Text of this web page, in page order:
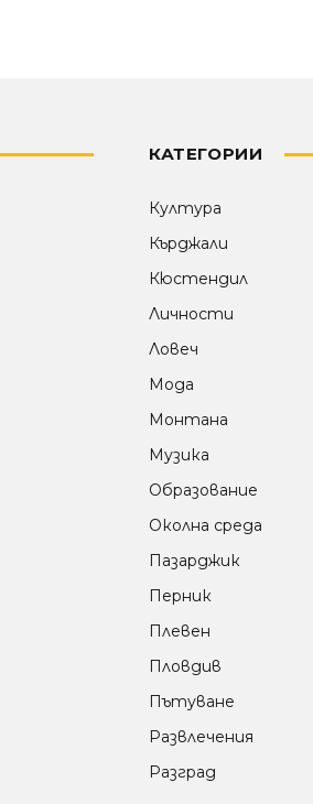
КАТЕГОРИИ
Култура
Кърджали
Кюстендил
Личности
Ловеч
Мода
Монтана
Музика
Образование
Околна среда
Пазарджик
Перник
Плевен
Пловдив
Пътуване
Развлечения
Разград